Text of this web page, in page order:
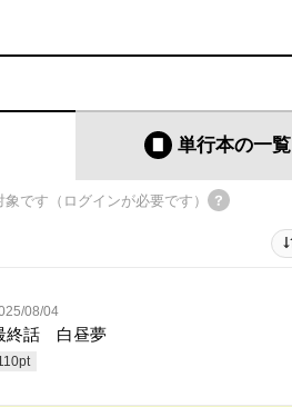
単行本の一覧
象です（ログインが必要です）
08/04
終話 白昼夢
pt